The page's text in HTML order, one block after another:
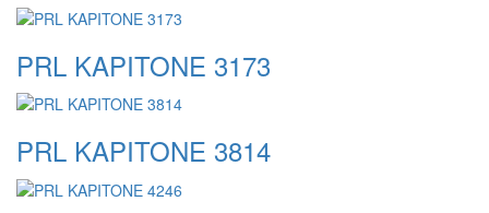
PRL KAPITONE 3173
PRL KAPITONE 3814